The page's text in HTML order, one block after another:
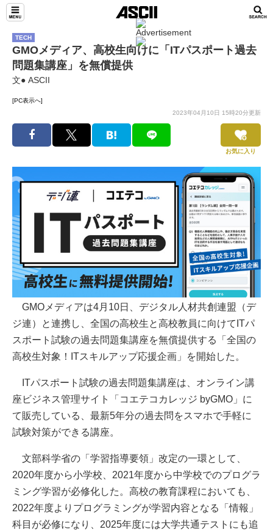
TECH
GMOメディア、高校生向けに「ITパスポート過去
問題集講座」を無償提供
文● ASCII
[PC表示へ]
2023年04月10日 15時20分更新
お気に入り
GMOメディアは4月10日、デジタル人材共創連盟（デ
ジ連）と連携し、全国の高校生と高校教員に向けてITパ
スポート試験の過去問題集講座を無償提供する「全国の
高校生対象！ITスキルアップ応援企画」を開始した。
ITパスポート試験の過去問題集講座は、オンライン講
座ビジネス管理サイト「コエテコカレッジ byGMO」に
て販売している、最新5年分の過去問をスマホで手軽に
試験対策ができる講座。
文部科学省の「学習指導要領」改定の一環として、
2020年度から小学校、2021年度から中学校でのプログラ
ミング学習が必修化した。高校の教育課程においても、
2022年度よりプログラミングが学習内容となる「情報」
科目が必修になり、2025年度には大学共通テストにも追